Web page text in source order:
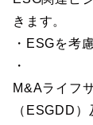
きます。
・ESGを考
・
M&Aライフ
（ESGDD